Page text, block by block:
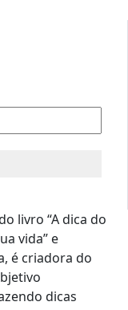
livro “A dica do
vida” e
é criadora do
dicas